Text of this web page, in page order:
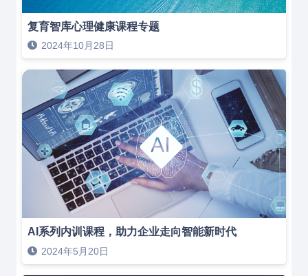
复育智库心理健康课程专题
2024年10月28日
AI系列内训课程，助力企业走向智能新时代
2024年5月20日